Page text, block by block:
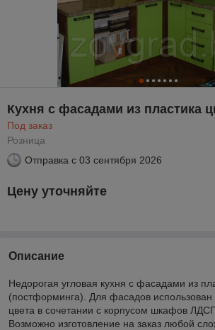
Кухня с фасадами из пластика
Под заказ
Розница
Отправка с 03 сентября 2026
Цену уточняйте
Описание
Недорогая угловая кухня с фасадами из
(постформинга). Для фасадов использован
цвета в сочетании с корпусом шкафов
Возможно изготовление на заказ любой